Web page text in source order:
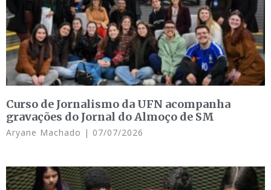
Curso de Jornalismo da UFN acompanha
gravações do Jornal do Almoço de SM
Aryane Machado 07/07/2026